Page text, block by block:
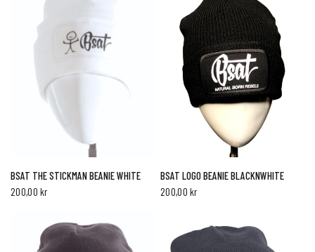
HURTIG VISNING
BSAT THE STICKMAN BEANIE WHITE
200,00 kr
HURTIG VISNING
BSAT LOGO BEANIE BLACKNWHITE
200,00 kr